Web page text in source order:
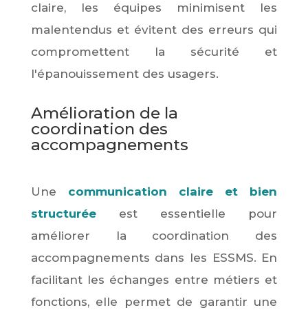
claire, les équipes minimisent les
malentendus et évitent des erreurs qui
compromettent la sécurité et
l'épanouissement des usagers.
Amélioration de la
coordination des
accompagnements
Une communication claire et bien
structuréeest essentielle pour
améliorer la coordination des
accompagnements dans les ESSMS. En
facilitant les échanges entre métiers et
fonctions, elle permet de garantir une